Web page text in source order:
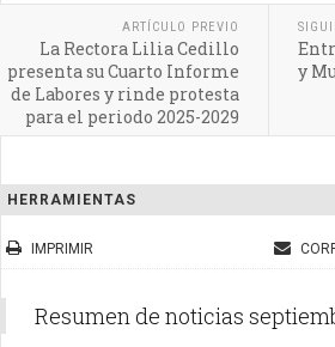
ARTÍCULO PREVIO
La Rectora Lilia Cedillo
presenta su Cuarto Informe
de Labores y rinde protesta
para el periodo 2025-2029
y
HERRAMIENTAS
IMPRIMIR
Resumen de noticias